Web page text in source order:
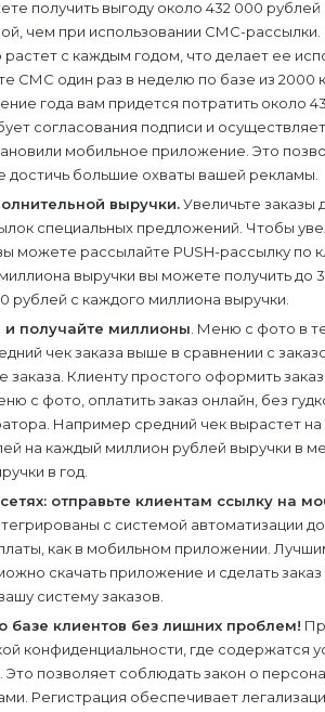
получить выгоду около 432 000 рублей
чем при использовании СМС-рассылки.
с каждым годом, что делает ее
СМС один раз в неделю по базе из 2000
года вам придется потратить около
согласования подписи и
мобильное приложение. Это
достичь большие охваты вашей рекламы.
выручки.Увеличьте заказы
специальных предложений. Чтобы
можете рассылайте PUSH-рассылку по
выручки вы можете получить до
рублей с каждого миллиона выручки.
и получайте миллионы . Меню с фото в
чек заказа выше в сравнении с
Клиенту простого оформить
с фото, оплатить заказ онлайн, без
Например средний чек вырастет на
на каждый миллион рублей выручки в
в год.
отправьте клиентам ссылку на
с системой автоматизации
как в мобильном приложении.
скачать приложение и сделать заказ
систему заказов.
базе клиентов без лишних проблем!
конфиденциальности, где содержатся
позволяет соблюдать закон о
Регистрация обеспечивает